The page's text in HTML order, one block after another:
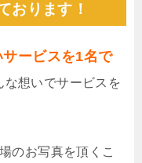
おります！
サービスを1名で
な想いでサービスを
のお写真を頂くこ